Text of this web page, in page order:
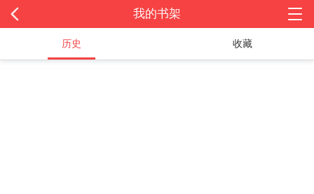
我的书架
历史 收藏